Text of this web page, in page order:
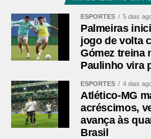
Camila Mileke Scucato; o
Municípios do Paraná (AMP),
secretário municipal
Metropolitana de Curitiba,
autoridades municipais.
Os prefeitos que conduzirão os
permanecerão na entidade até o
ESPORTES 5 dias
Palmeiras
jogo de volta
Gómez treina
Paulinho vira
ESPORTES 4 dias
Atlético-MG
acréscimos,
avança às
Brasil